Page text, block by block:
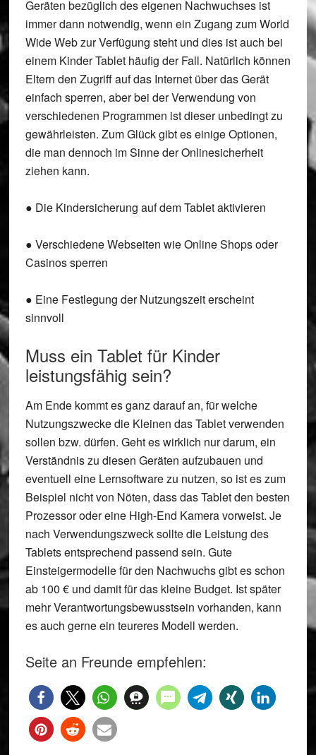
Geräten bezüglich des eigenen Nachwuchses ist
immer dann notwendig, wenn ein Zugang zum World
Wide Web zur Verfügung steht und dies ist auch bei
einem Kinder Tablet häufig der Fall. Natürlich können
Eltern den Zugriff auf das Internet über das Gerät
einfach sperren, aber bei der Verwendung von
verschiedenen Programmen ist dieser unbedingt zu
gewährleisten. Zum Glück gibt es einige Optionen,
die man dennoch im Sinne der Onlinesicherheit
ziehen kann.
● Die Kindersicherung auf dem Tablet aktivieren
● Verschiedene Webseiten wie Online Shops oder
Casinos sperren
● Eine Festlegung der Nutzungszeit erscheint
sinnvoll
Muss ein Tablet für Kinder
leistungsfähig sein?
Am Ende kommt es ganz darauf an, für welche
Nutzungszwecke die Kleinen das Tablet verwenden
sollen bzw. dürfen. Geht es wirklich nur darum, ein
Verständnis zu diesen Geräten aufzubauen und
eventuell eine Lernsoftware zu nutzen, so ist es zum
Beispiel nicht von Nöten, dass das Tablet den besten
Prozessor oder eine High-End Kamera vorweist. Je
nach Verwendungszweck sollte die Leistung des
Tablets entsprechend passend sein. Gute
Einsteigermodelle für den Nachwuchs gibt es schon
ab 100 € und damit für das kleine Budget. Ist später
mehr Verantwortungsbewusstsein vorhanden, kann
es auch gerne ein teureres Modell werden.
Seite an Freunde empfehlen: